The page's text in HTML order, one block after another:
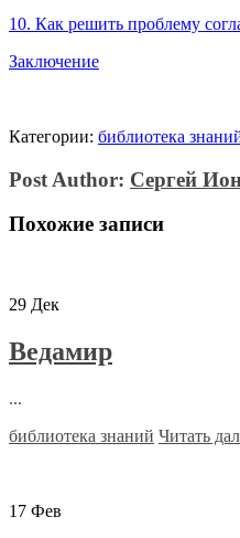
10. Как решить проблему
Заключение
Категории: библиотека
Post Author: Сергей
Похожие записи
29 Дек
Ведамир
...
библиотека знаний Читать
17 Фев